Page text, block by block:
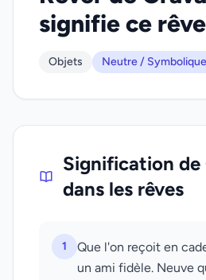
signifie ce
Objets Neutre / Symbolique
Signification de
dans les rêves
1
Que l'on reçoit en
un ami fidèle. Neuve